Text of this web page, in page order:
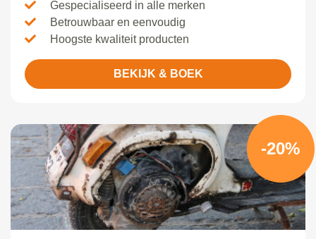
Gespecialiseerd in alle merken
Betrouwbaar en eenvoudig
Hoogste kwaliteit producten
BEKIJK & BOEK
-20%